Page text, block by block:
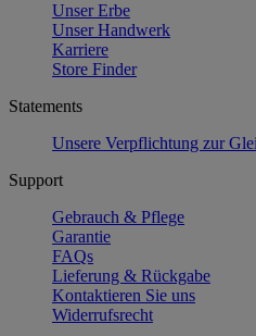
Unser Erbe
Unser Handwerk
Karriere
Store Finder
Statements
Unsere Verpflichtung zur
Support
Gebrauch & Pflege
Garantie
FAQs
Lieferung & Rückgabe
Kontaktieren Sie uns
Widerrufsrecht